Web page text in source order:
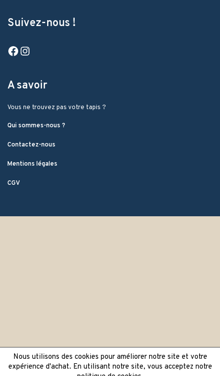
Suivez-nous !
Facebook
A savoir
Vous ne trouvez pas votre tapis ?
Qui sommes-nous ?
Contactez-nous
Mentions légales
CGV
Nous utilisons des cookies pour améliorer notre site et votre
expérience d'achat. En utilisant notre site, vous acceptez notre